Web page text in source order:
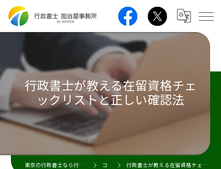
行政書士が教える在留資格チェ
ックリストと正しい確認法
東京の行政書士なら行政書士 加治屋事務所 コラム 行政書士が教える在留資格チェックリストと正しい確認法